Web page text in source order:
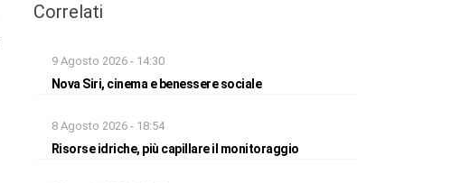
Correlati
9 Agosto 2026 - 14:30
Nova Siri, cinema e benessere sociale
8 Agosto 2026 - 18:54
Risorse idriche, più capillare il monitoraggio